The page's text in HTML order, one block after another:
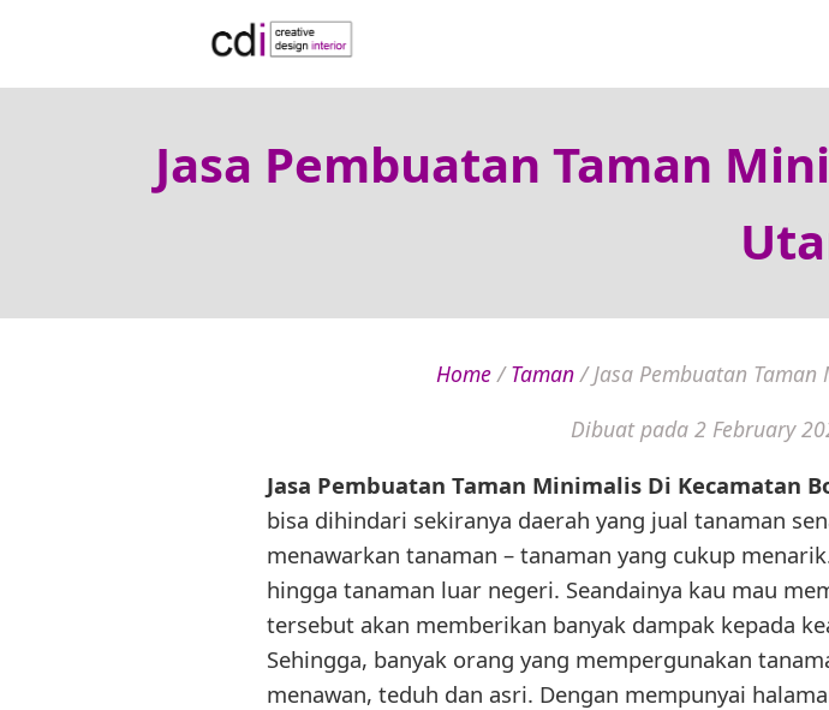
Jasa Pembuatan Taman
Home/Taman/Jasa Pembuatan
Dibuat pada 2 February
Jasa Pembuatan Taman Minimalis Di Kecamatan
bisa dihindari sekiranya daerah yang jual tanaman
menawarkan tanaman – tanaman yang cukup
hingga tanaman luar negeri. Seandainya kau mau
tersebut akan memberikan banyak dampak kepada
Sehingga, banyak orang yang mempergunakan
menawan, teduh dan asri. Dengan mempunyai